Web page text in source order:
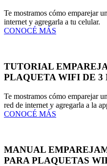
Te mostramos cómo emparejar
internet y agregarla a tu celular.
CONOCÉ MÁS
TUTORIAL
PLAQUETA WIFI DE 3
Te mostramos cómo emparejar
red de internet y agregarla a la
CONOCÉ MÁS
MANUAL
PARA PLAQUETAS